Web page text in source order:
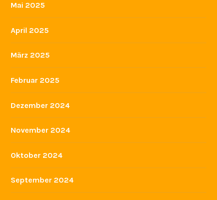
Mai 2025
April 2025
März 2025
Februar 2025
Dezember 2024
November 2024
Oktober 2024
September 2024